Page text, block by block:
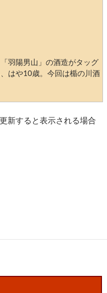
羽陽男山」の酒造がタッグ
はや10歳。今回は楯の川酒
新すると表示される場合